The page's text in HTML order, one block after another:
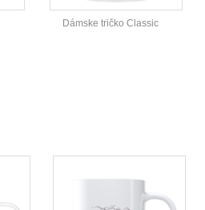
Dámske tričko Classic